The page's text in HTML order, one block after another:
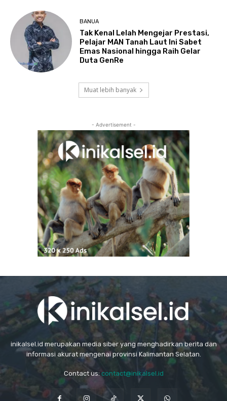
BANUA
Tak Kenal Lelah Mengejar Prestasi,
Pelajar MAN Tanah Laut Ini Sabet
Emas Nasional hingga Raih Gelar
Duta GenRe
Muat lebih banyak
- Advertisement -
inikalsel.id merupakan media siber yang menghadirkan berita dan
informasi akurat mengenai provinsi Kalimantan Selatan.
Contact us:contact@inikalsel.id